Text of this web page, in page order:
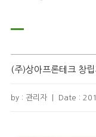
(주)상아프론테크 창
by : 관리자 Date :